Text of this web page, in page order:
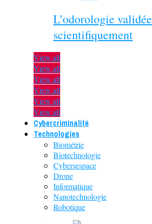
L’odorologie validée
scientifiquement
View all
View all
View all
View all
View all
View all
Cybercriminalité
Technologies
Biométrie
Biotechnologie
Cybersespace
Drone
Informatique
Nanotechnologie
Robotique